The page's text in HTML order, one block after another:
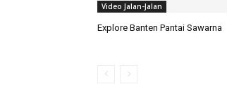
Video Jalan-Jalan
Explore Banten Pantai Sawarna